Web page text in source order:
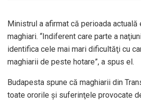
Ministrul a afirmat că perioada
maghiari. “Indiferent care parte a
identifica cele mai mari dificultăţi cu
maghiarii de peste hotare”, a spus el.
Budapesta spune că maghiarii din
toate ororile şi suferinţele provocate